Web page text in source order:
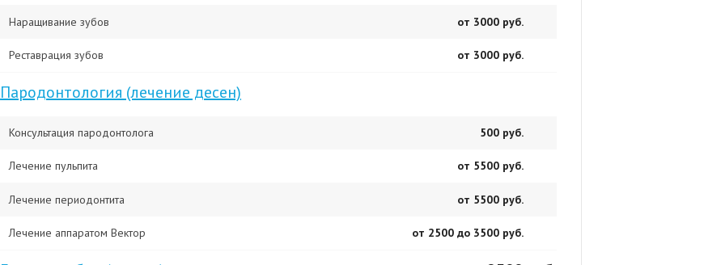
Наращивание зубов от 3000 руб.
Реставрация зубов от 3000 руб.
Пародонтология (лечение десен)
Консультация пародонтолога 500 руб.
Лечение пульпита от 5500 руб.
Лечение периодонтита от 5500 руб.
Лечение аппаратом Вектор от 2500 до 3500 руб.